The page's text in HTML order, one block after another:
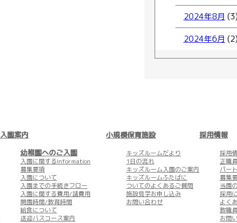
2024年8月 (3)
2024年6月 (2)
入園案内
幼稚園へのご入園
入園に関するInformation
募集要項
入園について
入園までの手続きフロー
入園に関する費用/諸費用
開園時間/教育時間
給食について
送迎バスコース案内
小規模保育施設
キッズルームだより
1日の流れ
キッズルーム入園のご案内
キッズルームふたばに
ついてのよくあるご質問
施設見学お申し込み
お問い合わせ
採用情報
採用
正職
パー
募集
当園
採用
よく
教職
お問